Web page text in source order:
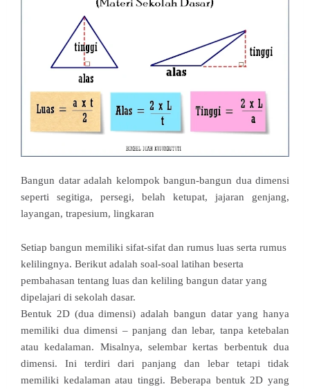
Bangun datar adalah kelompok bangun-bangun dua dimensi
seperti segitiga, persegi, belah ketupat, jajaran genjang,
layangan, trapesium, lingkaran
Setiap bangun memiliki sifat-sifat dan rumus luas serta rumus
kelilingnya. Berikut adalah soal-soal latihan beserta
pembahasan tentang luas dan keliling bangun datar yang
dipelajari di sekolah dasar.
Bentuk 2D (dua dimensi) adalah bangun datar yang hanya
memiliki dua dimensi – panjang dan lebar, tanpa ketebalan
atau kedalaman. Misalnya, selembar kertas berbentuk dua
dimensi. Ini terdiri dari panjang dan lebar tetapi tidak
memiliki kedalaman atau tinggi. Beberapa bentuk 2D yang